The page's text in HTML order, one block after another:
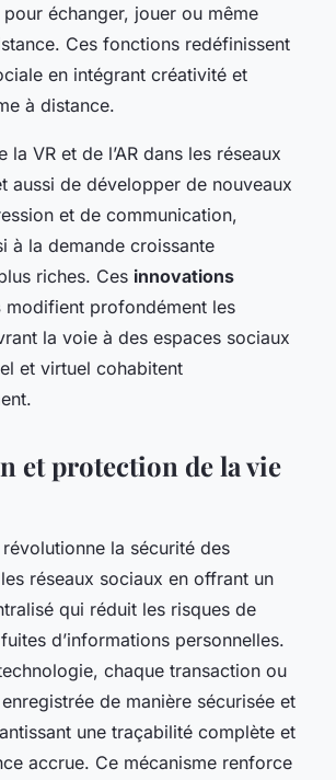
échanger, jouer ou même
Ces fonctions redéfinissent
en intégrant créativité et
à distance.
la VR et de l’AR dans les réseaux
aussi de développer de nouveaux
et de communication,
à la demande croissante
riches. Ces innovations
modifient profondément les
la voie à des espaces sociaux
et virtuel cohabitent
et protection de la vie
révolutionne la sécurité des
réseaux sociaux en offrant un
qui réduit les risques de
d’informations personnelles.
chaque transaction ou
de manière sécurisée et
une traçabilité complète et
accrue. Ce mécanisme renforce